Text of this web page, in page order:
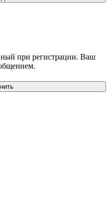
при регистрации. Ваш